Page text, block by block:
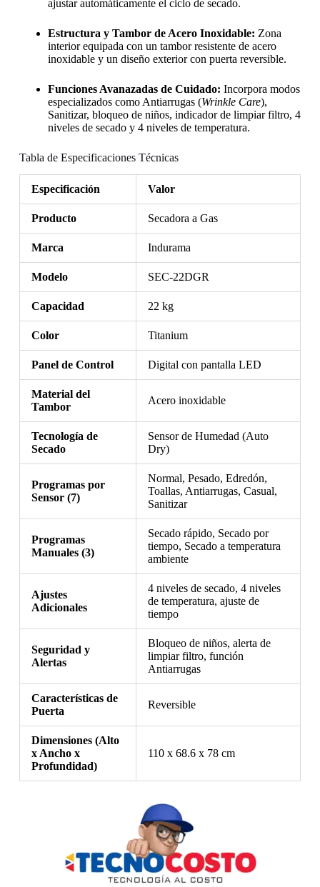
ajustar automáticamente el ciclo de secado.
Estructura y Tambor de Acero Inoxidable: Zona
interior equipada con un tambor resistente de acero
inoxidable y un diseño exterior con puerta reversible.
Funciones Avanazadas de Cuidado: Incorpora modos
especializados como Antiarrugas (Wrinkle Care),
Sanitizar, bloqueo de niños, indicador de limpiar filtro, 4
niveles de secado y 4 niveles de temperatura.
Tabla de Especificaciones Técnicas
Especificación Valor
Producto Secadora a Gas
Marca Indurama
Modelo SEC-22DGR
Capacidad 22 kg
Color Titanium
Panel de Control Digital con pantalla LED
Material del
Tambor
Acero inoxidable
Tecnología de
Secado
Sensor de Humedad (Auto
Dry)
Programas por
Sensor (7)
Normal, Pesado, Edredón,
Toallas, Antiarrugas, Casual,
Sanitizar
Programas
Manuales (3)
Secado rápido, Secado por
tiempo, Secado a temperatura
ambiente
Ajustes
Adicionales
4 niveles de secado, 4 niveles
de temperatura, ajuste de
tiempo
Seguridad y
Alertas
Bloqueo de niños, alerta de
limpiar filtro, función
Antiarrugas
Características de
Puerta
Reversible
Dimensiones (Alto
x Ancho x
Profundidad)
110 x 68.6 x 78 cm